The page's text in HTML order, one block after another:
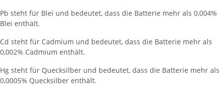
Pb steht für Blei und bedeutet, dass die Batterie mehr als 0,004%
Blei enthält.
Cd steht für Cadmium und bedeutet, dass die Batterie mehr als
0,002% Cadmium enthält.
Hg steht für Quecksilber und bedeutet, dass die Batterie mehr als
0,0005% Quecksilber enthält.